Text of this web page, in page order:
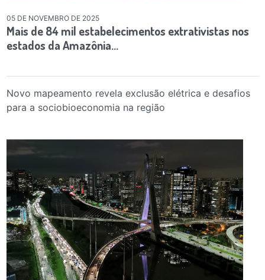
05 DE NOVEMBRO DE 2025
Mais de 84 mil estabelecimentos extrativistas nos
estados da Amazônia…
Novo mapeamento revela exclusão elétrica e desafios
para a sociobioeconomia na região